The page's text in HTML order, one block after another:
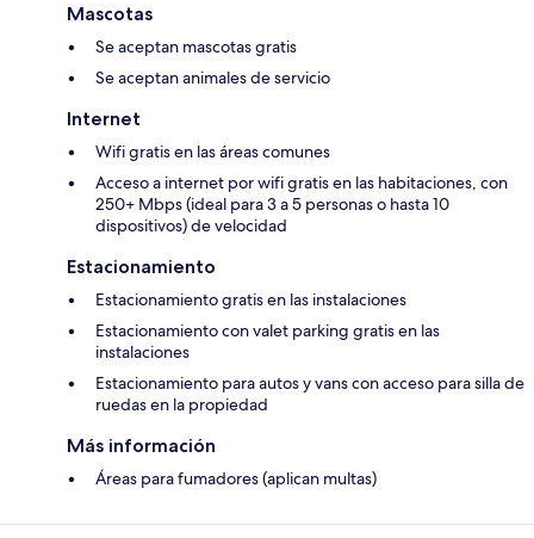
Mascotas
Se aceptan mascotas gratis
Se aceptan animales de servicio
Internet
Wifi gratis en las áreas comunes
Acceso a internet por wifi gratis en las habitaciones, con
250+ Mbps (ideal para 3 a 5 personas o hasta 10
dispositivos) de velocidad
Estacionamiento
Estacionamiento gratis en las instalaciones
Estacionamiento con valet parking gratis en las
instalaciones
Estacionamiento para autos y vans con acceso para silla de
ruedas en la propiedad
Más información
Áreas para fumadores (aplican multas)